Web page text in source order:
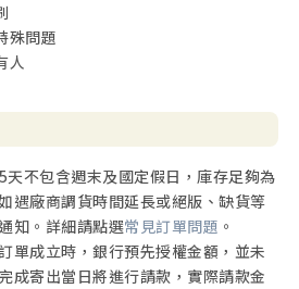
家庭的故事（由余麗姿小姐採集與
來很多省思，也可以用不同角度來討
放進此書，但是，醫療的議題也是非
最新的靈性照顧概念帶給我們。經過
我決定還是聚焦在靈性議題上。我們
寫了幾篇「導論」介紹失智症的靈性
全長卻超過 3 萬字，等於幾乎是半本
程與因緣際會，歷經起伏，但絕非偶
殊問題
人
不包含週末及國定假日，庫存足夠為
遇廠商調貨時間延長或絕版、缺貨等
知。詳細請點選常見訂單問題 。
單成立時，銀行預先授權金額，並未
成寄出當日將進行請款，實際請款金